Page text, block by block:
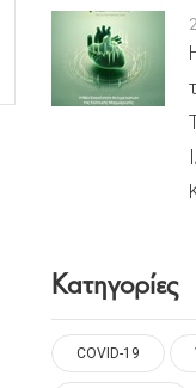
Κατηγορίες
COVID-19